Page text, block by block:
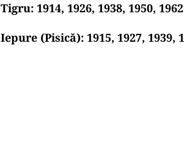
Tigru: 1914, 1926, 1938, 1950,
Iepure (Pisică): 1915, 1927, 1939,